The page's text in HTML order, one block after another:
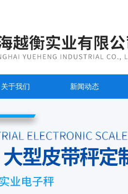
关于我们 新闻动态